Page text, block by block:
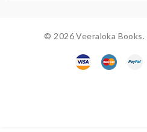
© 2026 Veeraloka